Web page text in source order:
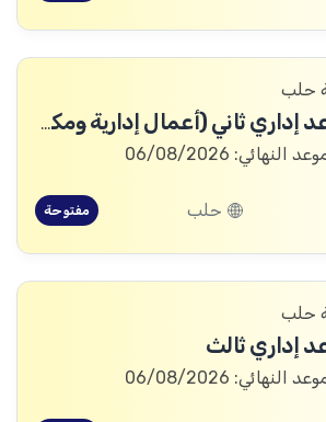
حلب
مساعد إداري ثاني (أعمال إدارية ومكتبية)
النهائي: 06/08/2026
حلب مفتوحة
حلب
إداري ثالث
النهائي: 06/08/2026